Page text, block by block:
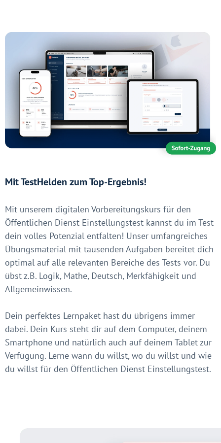
Mit TestHelden zum Top-Ergebnis!
Mit unserem digitalen Vorbereitungskurs für den
Öffentlichen Dienst Einstellungstest kannst du im Test
dein volles Potenzial entfalten! Unser umfangreiches
Übungsmaterial mit tausenden Aufgaben bereitet dich
optimal auf alle relevanten Bereiche des Tests vor. Du
übst z.B. Logik, Mathe, Deutsch, Merkfähigkeit und
Allgemeinwissen.
Dein perfektes Lernpaket hast du übrigens immer
dabei. Dein Kurs steht dir auf dem Computer, deinem
Smartphone und natürlich auch auf deinem Tablet zur
Verfügung. Lerne wann du willst, wo du willst und wie
du willst für den Öffentlichen Dienst Einstellungstest.